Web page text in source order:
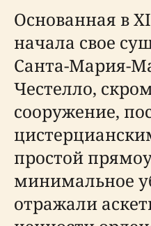
Основанная в
начала свое
Санта-Мария-
Честелло,
сооружение,
простой
минимальное
отражали